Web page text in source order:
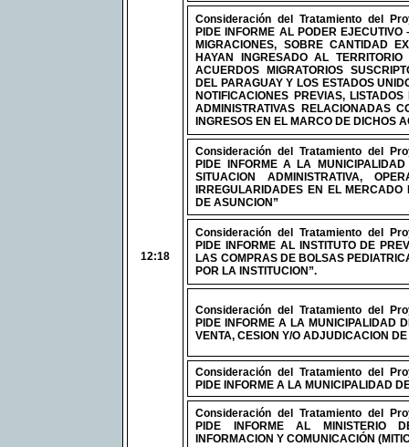
12:18
Consideración del Tratamiento del
PIDE INFORME AL PODER
MIGRACIONES, SOBRE CANTIDAD
HAYAN INGRESADO AL
ACUERDOS MIGRATORIOS
DEL PARAGUAY Y LOS ESTADOS
NOTIFICACIONES PREVIAS,
ADMINISTRATIVAS RELACIONADAS
INGRESOS EN EL MARCO DE DICHOS
Consideración del Tratamiento del
PIDE INFORME A LA
SITUACION ADMINISTRATIVA,
IRREGULARIDADES EN EL
DE ASUNCION”
Consideración del Tratamiento del
PIDE INFORME AL INSTITUTO DE
LAS COMPRAS DE BOLSAS
POR LA INSTITUCION”.
Consideración del Tratamiento del
PIDE INFORME A LA MUNICIPALIDAD
VENTA, CESION Y/O ADJUDICACION
Consideración del Tratamiento del
PIDE INFORME A LA MUNICIPALIDAD
Consideración del Tratamiento del
PIDE INFORME AL MINISTERIO
INFORMACION Y COMUNICACIÓN